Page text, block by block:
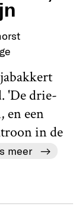
'De drie-
en een
in de
meer